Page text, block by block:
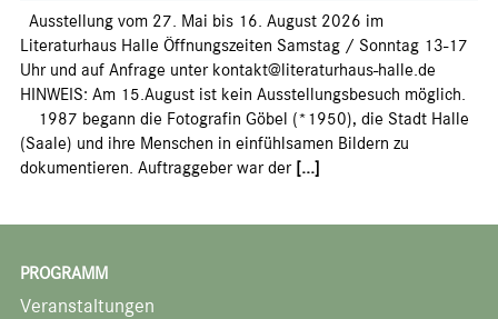
Ausstellung vom 27. Mai bis 16. August 2026 im
Literaturhaus Halle Öffnungszeiten Samstag / Sonntag 13-17
Uhr und auf Anfrage unter kontakt@literaturhaus-halle.de
HINWEIS: Am 15.August ist kein Ausstellungsbesuch möglich.
1987 begann die Fotografin Göbel (*1950), die Stadt Halle
(Saale) und ihre Menschen in einfühlsamen Bildern zu
dokumentieren. Auftraggeber war der [...]
PROGRAMM
Veranstaltungen